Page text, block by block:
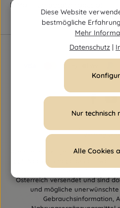
E-Mail:
Vertrag
Alle Preise inkl. gesetzl.
ggf. Nachnahmegebühren, wenn
bei einhorn-apotheke.at
Österreich versendet und sind
und mögliche
Gebrauchsinformation,
Diese Website
bestmögliche
Mehr
Datenschutz |
Nur technisch
Alle Cookies